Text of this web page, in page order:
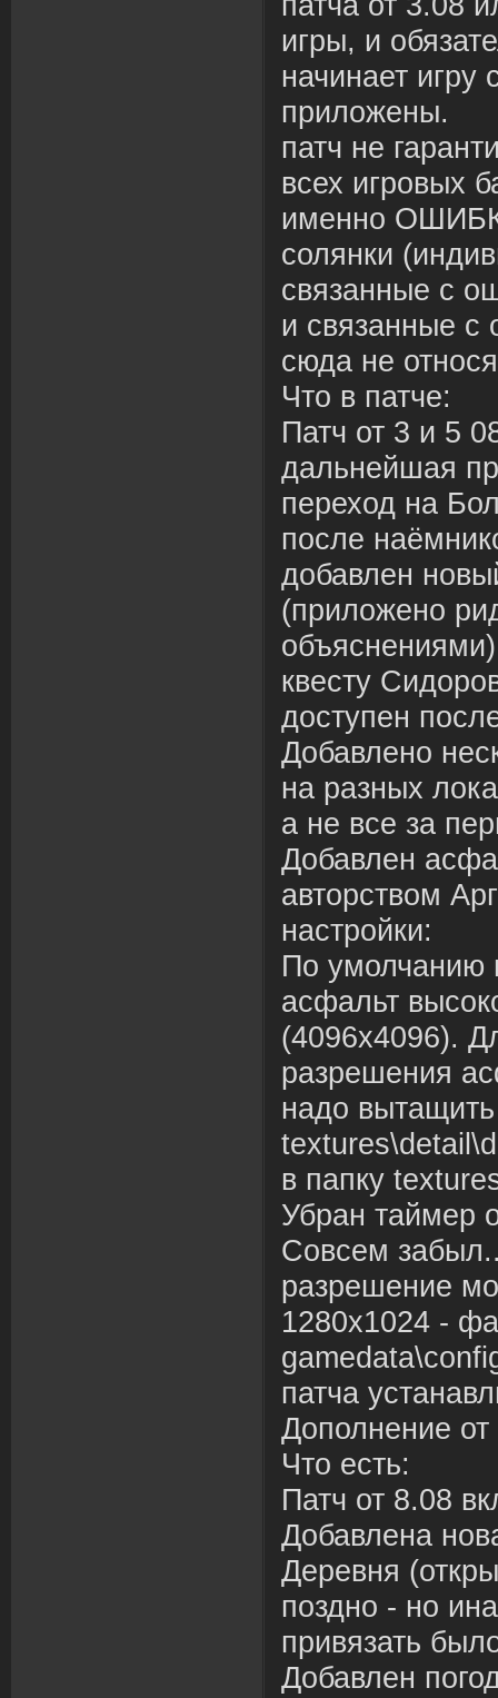
игры, и
начинает игру
приложены.
патч не
всех игровых
именно
солянки
связанные с
и связанные с
сюда не
Что в патче:
Патч от 3 и 5
дальнейшая
переход на
после
добавлен
(приложено
квесту
доступен
Добавлено
на разных
а не все за
Добавлен
авторством
настройки:
По умолчанию
асфальт
(4096х4096).
разрешения
надо
в папку
Убран таймер
Совсем
разрешение
1280х1024 -
патча
Дополнение
Что есть:
Патч от 8.08
Добавлена
Деревня
поздно - но
привязать
Добавлен